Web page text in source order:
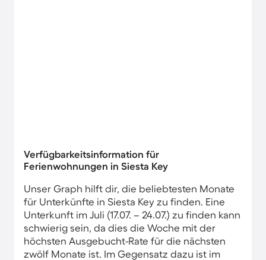
Verfügbarkeitsinformation für
Ferienwohnungen in Siesta Key
Unser Graph hilft dir, die beliebtesten Monate
für Unterkünfte in Siesta Key zu finden. Eine
Unterkunft im Juli (17.07. – 24.07.) zu finden kann
schwierig sein, da dies die Woche mit der
höchsten Ausgebucht-Rate für die nächsten
zwölf Monate ist. Im Gegensatz dazu ist im